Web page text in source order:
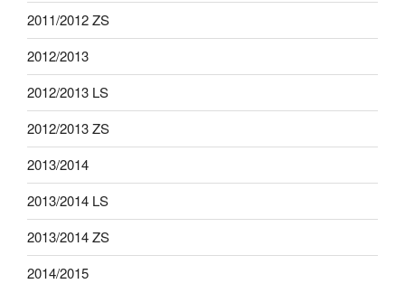
2011/2012 ZS
2012/2013
2012/2013 LS
2012/2013 ZS
2013/2014
2013/2014 LS
2013/2014 ZS
2014/2015